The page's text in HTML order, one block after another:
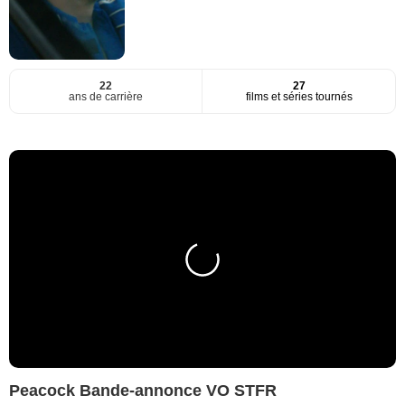
22
ans de carrière
27
films et séries tournés
Peacock Bande-annonce VO STFR